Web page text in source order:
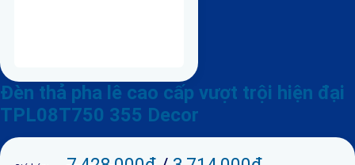
Đèn thả pha lê cao cấp vượt trội hiện đại
TPL08T750 355 Decor